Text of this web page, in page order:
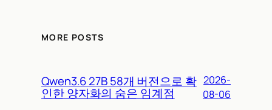
MORE POSTS
Qwen3.6 27B 58개 버전으로 확
인한 양자화의 숨은 임계점
2026-
08-06